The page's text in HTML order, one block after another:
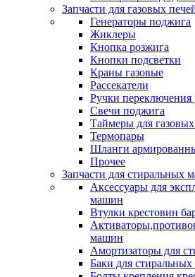
Запчасти для газовых
Генераторы поджига
Жиклеры
Кнопка розжига
Кнопки подсветки
Краны газовые
Рассекатели
Ручки
Свечи поджига
Таймеры для
Термопары
Шланги
Прочее
Запчасти для стиральных
Аксессуары для
машин
Втулки крестовин
машин
Амортизаторы для
Баки для